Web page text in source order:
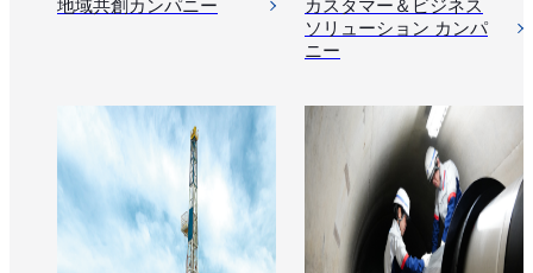
地域共創カンパニー
カスタマー＆ビジネス
ソリューション カンパ
ニー